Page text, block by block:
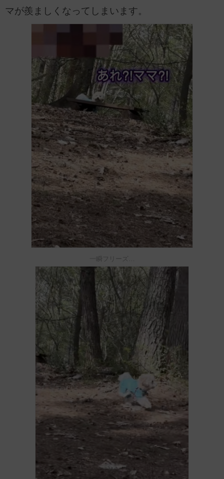
マが羨ましくなってしまいます。
一瞬フリーズ…